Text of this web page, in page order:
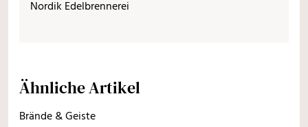
Nordik Edelbrennerei
Ähnliche Artikel
Brände & Geiste